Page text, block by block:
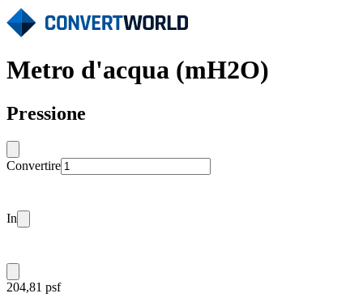
Metro d'acqua (mH2O)
Pressione
Convertire
In
204,81 psf